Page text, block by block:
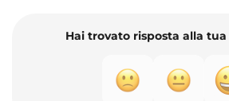
Hai trovato risposta alla